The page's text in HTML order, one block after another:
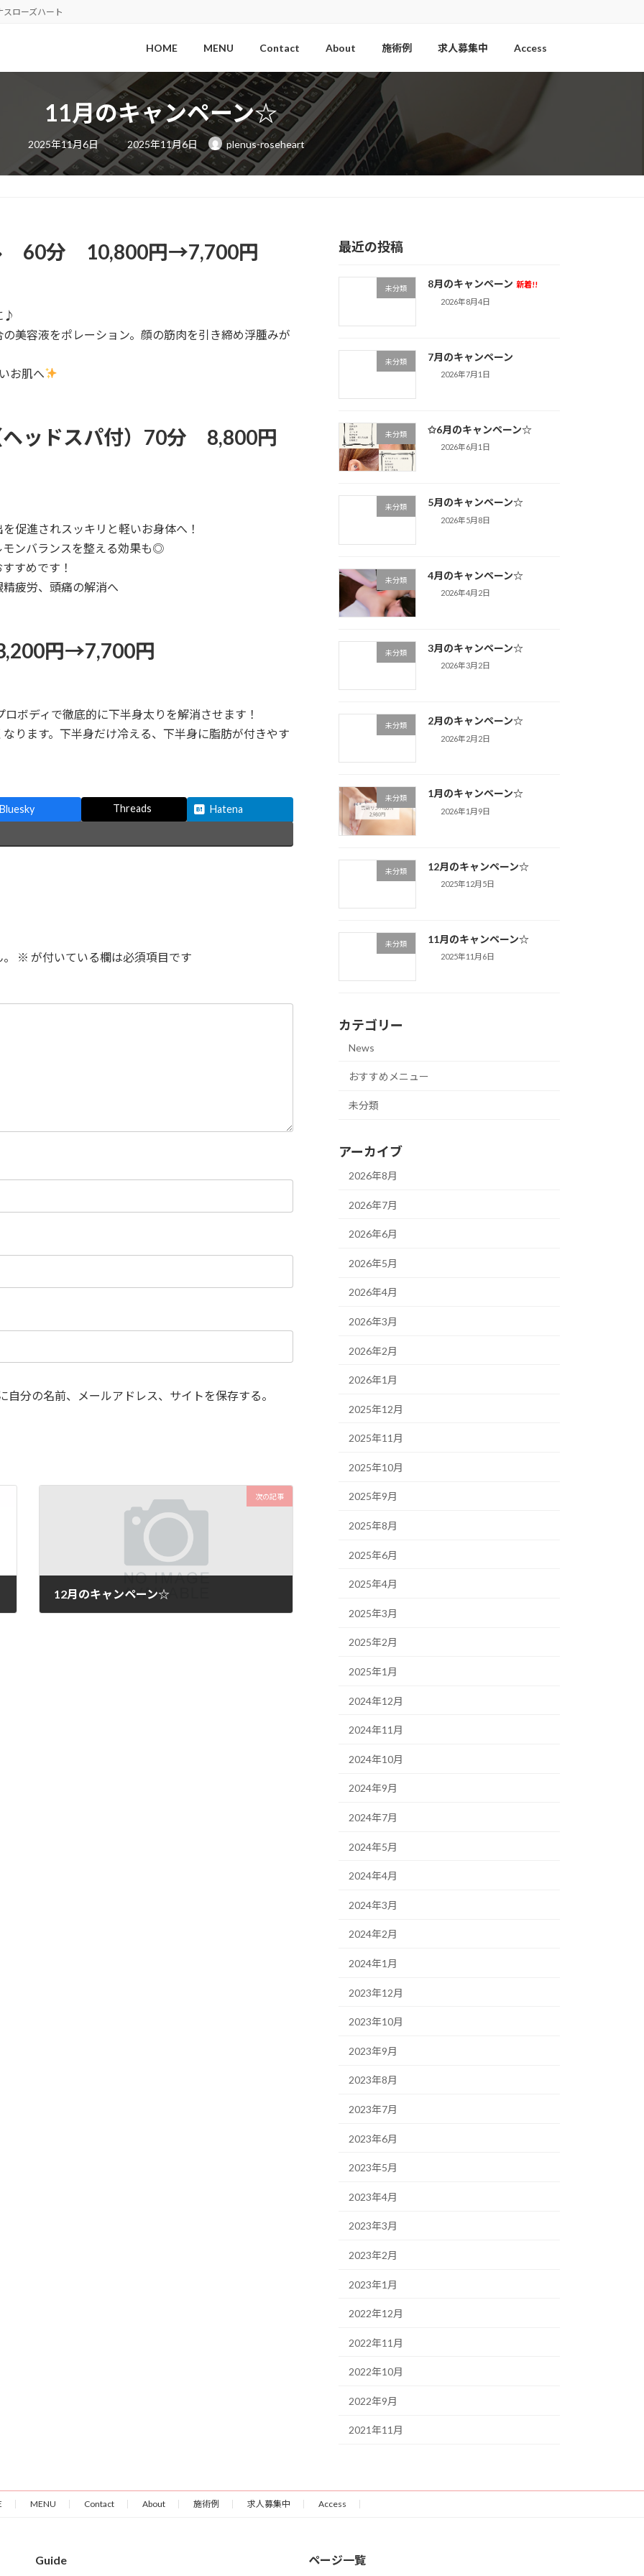
ローズハート
HOME MENU Contact About 施術例 求人募集中 Access
11月のキャンペーン☆
2025年11月6日
最
終
更
新
日
2025年11月6日 plenus-roseheart
60分 10,800円→7,700円
♪
美容液をポレーション。顔の筋肉を引き締め浮腫みが
お肌へ
ヘッドスパ付）70分 8,800円
促進されスッキリと軽いお身体へ！
モンバランスを整える効果も◎
すめです！
疲労、頭痛の解消へ
円→7,700円
ボディで徹底的に下半身太りを解消させます！
ります。下半身だけ冷える、下半身に脂肪が付きやす
Bluesky Threads Hatena
※ が付いている欄は必須項目です
分の名前、メールアドレス、サイトを保存する。
次の記事
12月のキャンペーン☆
最近の投稿
未分類 8月のキャンペーン 新着!!
2026年8月4日
未分類 7月のキャンペーン
2026年7月1日
未分類 ✩6月のキャンペーン☆
2026年6月1日
未分類 5月のキャンペーン☆
2026年5月8日
未分類 4月のキャンペーン☆
2026年4月2日
未分類 3月のキャンペーン☆
2026年3月2日
未分類 2月のキャンペーン☆
2026年2月2日
未分類 1月のキャンペーン☆
2026年1月9日
未分類 12月のキャンペーン☆
2025年12月5日
未分類 11月のキャンペーン☆
2025年11月6日
カテゴリー
News
おすすめメニュー
未分類
アーカイブ
2026年8月
2026年7月
2026年6月
2026年5月
2026年4月
2026年3月
2026年2月
2026年1月
2025年12月
2025年11月
2025年10月
2025年9月
2025年8月
2025年6月
2025年4月
2025年3月
2025年2月
2025年1月
2024年12月
2024年11月
2024年10月
2024年9月
2024年7月
2024年5月
2024年4月
2024年3月
2024年2月
2024年1月
2023年12月
2023年10月
2023年9月
2023年8月
2023年7月
2023年6月
2023年5月
2023年4月
2023年3月
2023年2月
2023年1月
2022年12月
2022年11月
2022年10月
2022年9月
2021年11月
MENU Contact About 施術例 求人募集中 Access
Guide ページ一覧